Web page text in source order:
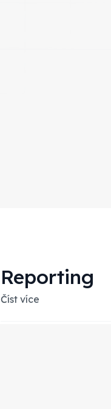
Reporting
Číst více